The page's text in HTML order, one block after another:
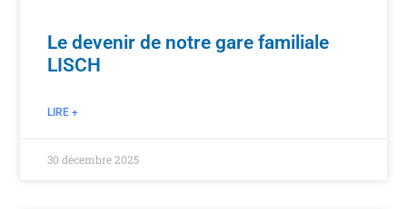
Le devenir de notre gare familiale
LISCH
LIRE +
30 décembre 2025